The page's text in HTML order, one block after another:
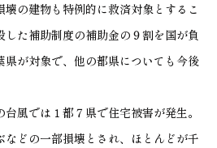
の建物も特例的に救済対象とするこ
した補助制度の補助金の９割を国が負
県が対象で、他の都県についても今後
風では１都７県で住宅被害が発生。
などの一部損壊とされ、ほとんどが千